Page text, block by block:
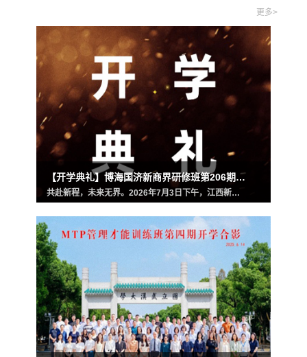
更多>
【开学典礼】博海国济新商界研修班第206期暨南昌97班隆重开班
共赴新程，未来无界。2026年7月3日下午，江西新商界创新管理总裁研修班（第97期）迎来了开学典礼！ 资深战略管理专家与军旅心理学家、中国军事心理学主要奠基人刘红松老师，博海国济教育创始人、新商界全国高管教育联盟副会长、江西新商界EDP中心创建主任齐玲博老师，新商…